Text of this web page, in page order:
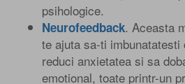
psihologice.
Neurofeedback. Aceasta
te ajuta sa-ti
reduci anxietatea si sa
emotional, toate printr-un